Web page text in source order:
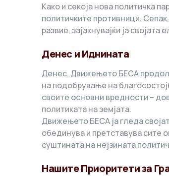
Како и секоја нова политичка
политичките противници.
развие, зајакнувајќи ја
Денес и Иднината
Денес, Движењето БЕСА
на подобрување на
своите основни вредности –
политиката на земјата.
Движењето БЕСА ја гледа
обединува и претставува сите
суштината на нејзината
Нашите Приоритети за